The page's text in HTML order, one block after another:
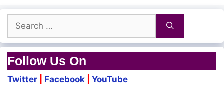
Kannaadi paarkayila
Angha munnaadi unn mugandhaan
Kannae nee pogayila
Konjum kolusaagha en manandhaan
Search
for:
Follow Us On
Twitter Facebook YouTube